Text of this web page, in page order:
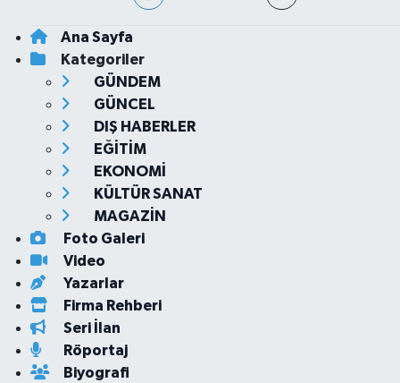
Ana Sayfa
Kategoriler
GÜNDEM
GÜNCEL
DIŞ HABERLER
EĞİTİM
EKONOMİ
KÜLTÜR SANAT
MAGAZİN
Foto Galeri
Video
Yazarlar
Firma Rehberi
Seri İlan
Röportaj
Biyografi